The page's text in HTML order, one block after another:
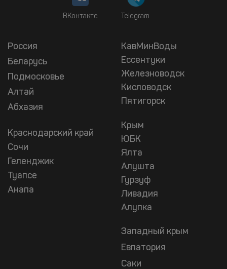
ВКонтакте Telegram
Россия
Беларусь
Подмосковье
Алтай
Абхазия
Краснодарский край
Сочи
Геленджик
Туапсе
Анапа
КавМинВоды
Ессентуки
Железноводск
Кисловодск
Пятигорск
Крым
ЮБК
Ялта
Алушта
Гурзуф
Ливадия
Алупка
Западный крым
Евпатория
Саки